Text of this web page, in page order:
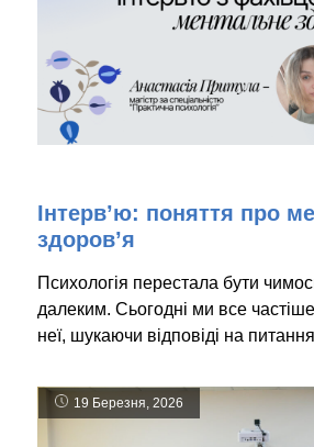
Інтерв’ю: поняття про
здоров’я
Психологія перестала бути
далеким. Сьогодні ми все
неї, шукаючи відповіді на
19 Березня, 2026